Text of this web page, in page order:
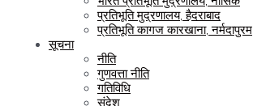
प्रतिभूति मुद्रणालय, हैदराबाद
प्रतिभूति कागज कारखाना, नर्मदापुरम
सूचना
नीति
गुणवत्ता नीति
गतिविधि
संदेश